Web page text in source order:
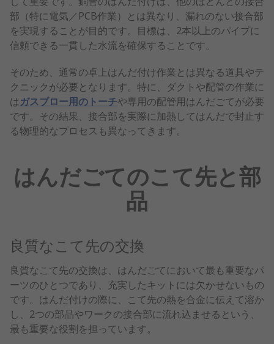
部（特に電気／PCB作業）とは異なり、漏れのない接合部
を実現することが目的です。目標は、2本以上のパイプに
信頼できる一貫した水流を確保することです。
そのため、通常の卓上はんだ付け作業とは異なる道具やテ
クニックが必要となります。特に、ダクトや配管の作業に
はガスブロー用のトーチや専用の配管用はんだごてが必要
です。その結果、接合部を実際に加熱してはんだで封止す
る物理的なプロセスも異なってきます。
はんだごてのこて先と部
品
良質なこて先の交換
良質なこて先の交換は、はんだごてにおいて最も重要なパ
ーツのひとつであり、充実したキットには欠かせないもの
です。はんだ付けの際に、こて先の熱を合金に伝えて溶か
し、2つの部品やワークの接合部に流れ込ませるという、
最も重要な役割を担っています。